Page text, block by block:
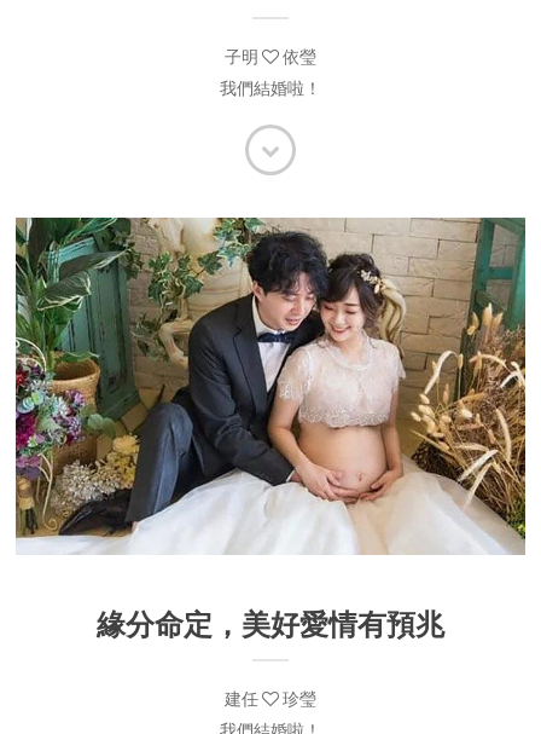
子明
依瑩
我們結婚啦！
緣分命定，美好愛情有預兆
建任
珍瑩